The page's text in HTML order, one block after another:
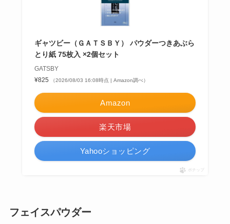
ギャツビー（ＧＡＴＳＢＹ） パウダーつきあぶら
とり紙 75枚入 ×2個セット
GATSBY
¥825
（2026/08/03 16:08時点 | Amazon調べ）
Amazon
楽天市場
Yahooショッピング
ポチップ
フェイスパウダー